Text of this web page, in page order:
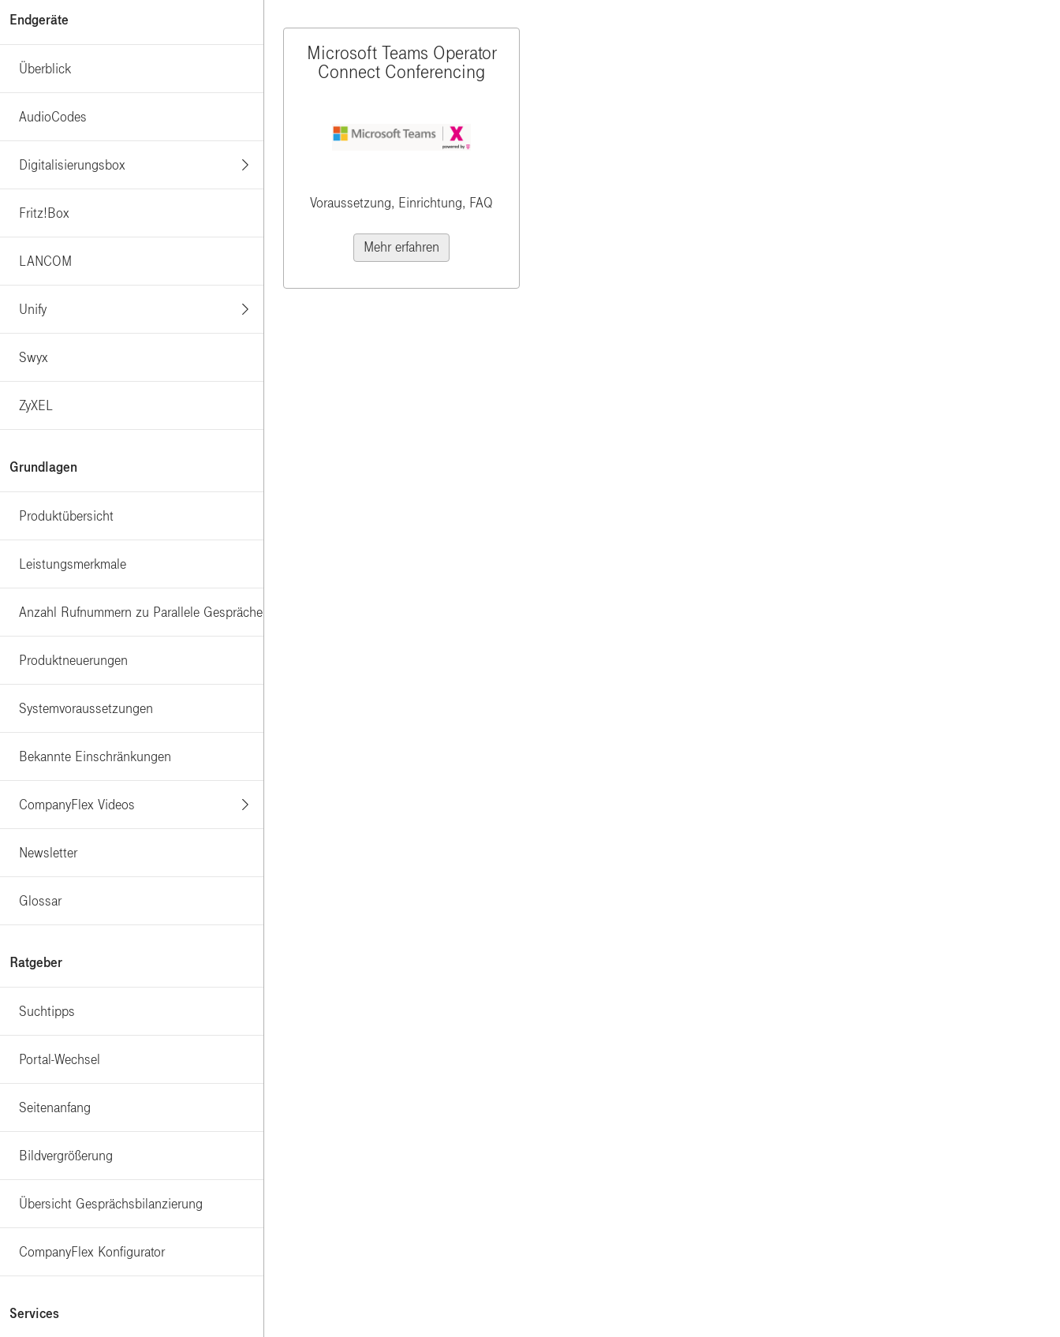
Endgeräte
Überblick
AudioCodes
Digitalisierungsbox
Fritz!Box
LANCOM
Unify
Swyx
ZyXEL
Grundlagen
Produktübersicht
Leistungsmerkmale
Anzahl Rufnummern zu Parallele Gespräche
Produktneuerungen
Systemvoraussetzungen
Bekannte Einschränkungen
CompanyFlex Videos
Newsletter
Glossar
Ratgeber
Suchtipps
Portal-Wechsel
Seitenanfang
Bildvergrößerung
Übersicht Gesprächsbilanzierung
CompanyFlex Konfigurator
Services
Microsoft Teams Operator
Connect Conferencing
Voraussetzung, Einrichtung, FAQ
Mehr erfahren